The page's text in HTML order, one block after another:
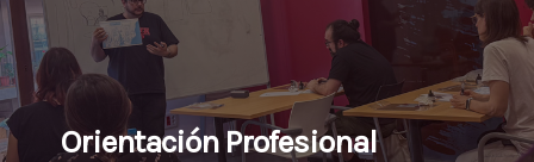
Orientación Profesional